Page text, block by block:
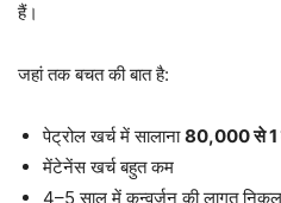
हैं।
जहां तक बचत की बात है:
पेट्रोल खर्च में सालाना80,000 से 1
मेंटेनेंस खर्च बहुत कम
4–5 साल में कन्वर्ज़न की लागत